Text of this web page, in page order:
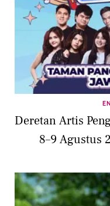
Deretan Artis
8–9 Agustus